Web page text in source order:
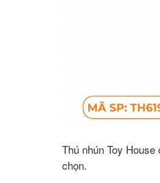
Thú nhún Toy
chọn.